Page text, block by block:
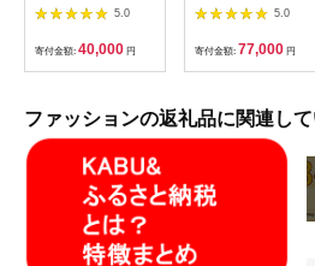
布/ブラウン 入学祝い
卒業祝い 就職祝い 退
職祝い 贈り物 贈答 ギ
フト 人気 誕生日 プレ
ゼント 母の日 父の日
0620
5.0
寄付金額: 40,000 円
(サイズ：26.0cm)
5.0
寄付金額: 77,000 円
ファッションの返礼品に関連し